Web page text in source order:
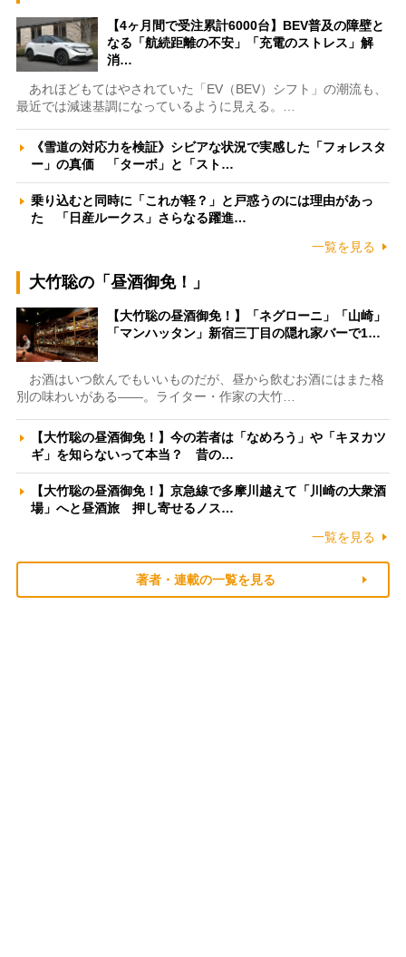
【4ヶ月間で受注累計6000台】BEV普及の障壁と
なる「航続距離の不安」「充電のストレス」解
消…
あれほどもてはやされていた「EV（BEV）シフト」の潮流も、
最近では減速基調になっているように見える。…
《雪道の対応力を検証》シビアな状況で実感した「フォレスタ
ー」の真価 「ターボ」と「スト…
乗り込むと同時に「これが軽？」と戸惑うのには理由があっ
た 「日産ルークス」さらなる躍進…
一覧を見る
大竹聡の「昼酒御免！」
【大竹聡の昼酒御免！】「ネグローニ」「山崎」
「マンハッタン」新宿三丁目の隠れ家バーで1…
お酒はいつ飲んでもいいものだが、昼から飲むお酒にはまた格
別の味わいがある――。ライター・作家の大竹…
【大竹聡の昼酒御免！】今の若者は「なめろう」や「キヌカツ
ギ」を知らないって本当？ 昔の…
【大竹聡の昼酒御免！】京急線で多摩川越えて「川崎の大衆酒
場」へと昼酒旅 押し寄せるノス…
一覧を見る
著者・連載の一覧を見る